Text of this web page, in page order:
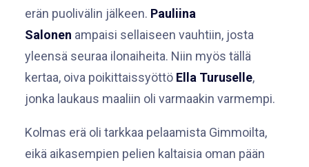
erän puolivälin jälkeen. Pauliina
Salonen ampaisi sellaiseen vauhtiin, josta
yleensä seuraa ilonaiheita. Niin myös tällä
kertaa, oiva poikittaissyöttö Ella Turuselle,
jonka laukaus maaliin oli varmaakin varmempi.
Kolmas erä oli tarkkaa pelaamista Gimmoilta,
eikä aikasempien pelien kaltaisia oman pään